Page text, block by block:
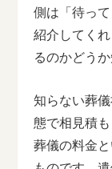
側は「待っ
紹介してく
るのかどう
知らない葬
態で相見積
葬儀の料金